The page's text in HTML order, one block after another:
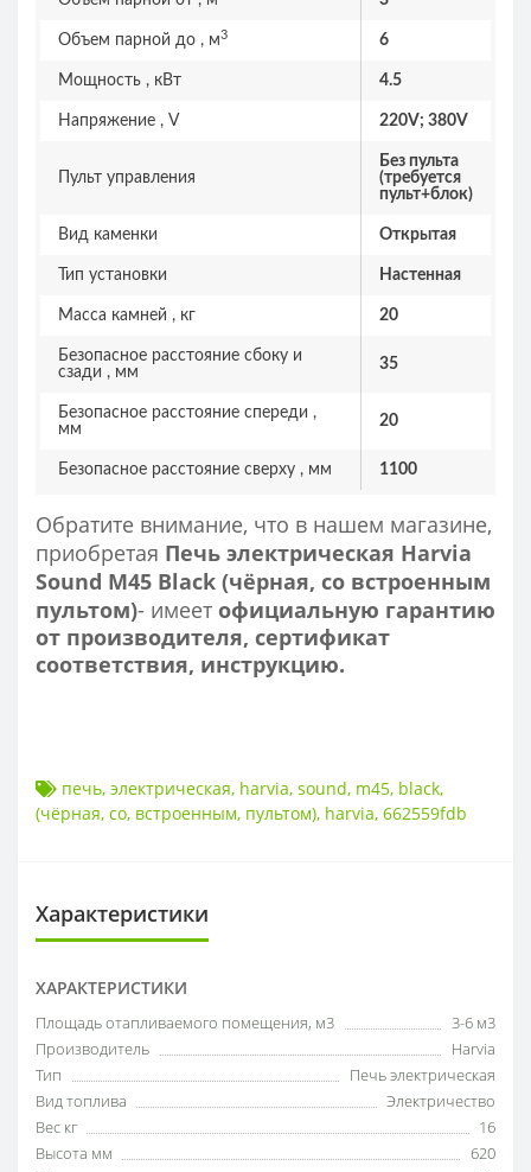
Объем парной до , м3 6
Мощность , кВт 4.5
Напряжение , V 220V; 380V
Пульт управления
Без пульта
(требуется
пульт+блок)
Вид каменки Открытая
Тип установки Настенная
Масса камней , кг 20
Безопасное расстояние сбоку и
сзади , мм
35
Безопасное расстояние спереди ,
мм
20
Безопасное расстояние сверху , мм 1100
Обратите внимание, что в нашем магазине,
приобретая Печь электрическая Harvia
Sound M45 Black (чёрная, со встроенным
пультом)- имеет официальную гарантию
от производителя, сертификат
соответствия, инструкцию.
печь, электрическая, harvia, sound, m45, black,
(чёрная, со, встроенным, пультом), harvia, 662559fdb
Характеристики
ХАРАКТЕРИСТИКИ
Площадь отапливаемого помещения, м3
3-6 м3
Производитель
Harvia
Тип
Печь электрическая
Вид топлива
Электричество
Вес кг
16
Высота мм
620